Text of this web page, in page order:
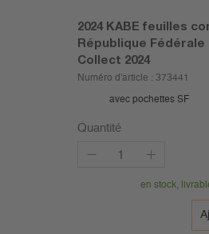
2024 KABE feuilles
République Fédérale
Collect 2024
Numéro d'article : 373441
avec pochettes SF
Quantité
en stock,